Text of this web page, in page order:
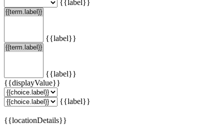
{{label}}
{{label}}
{{label}}
{{displayValue}}
{{label}}
{{locationDetails}}